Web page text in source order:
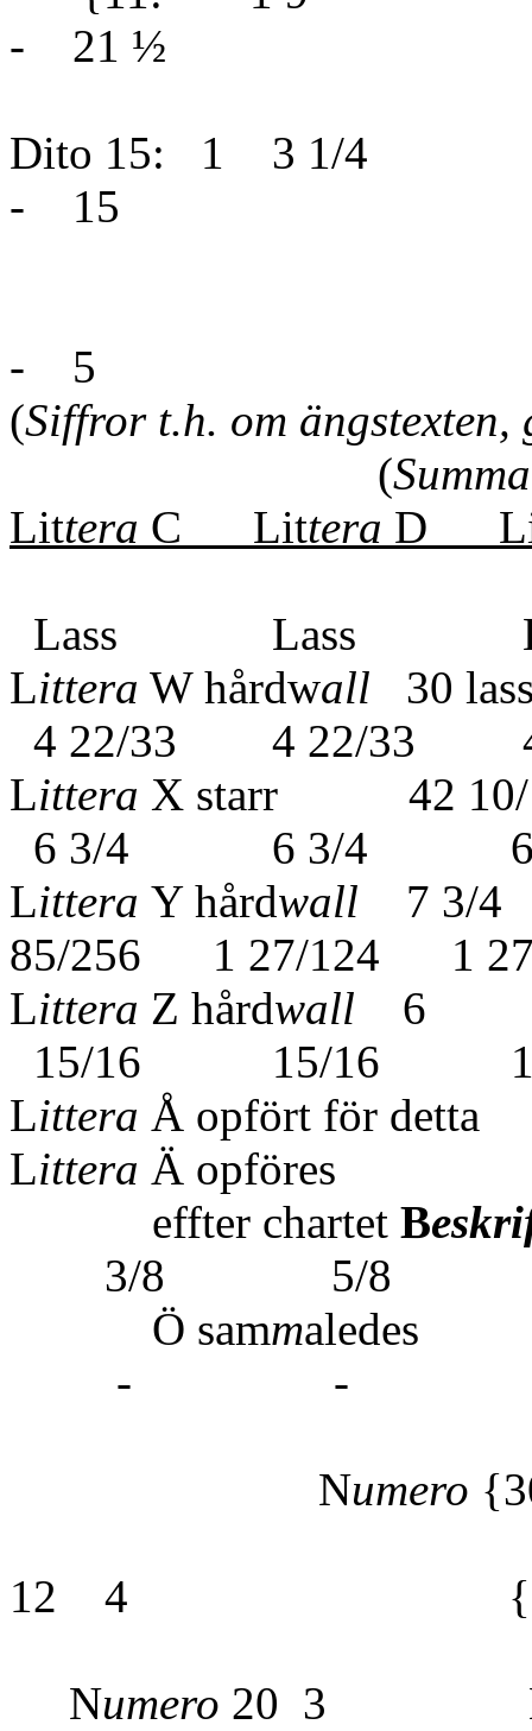
- 21 ½
Dito 15: 1 3
- 15
- 5
(Siffror t.h. om
(
Littera C Littera D
Lass Lass
Littera W hårdwall 30
4 22/33 4 22/33 4
Littera X starr 42
6 3/4 6 3/4
Littera Y hårdwall 7 3/
85/256 1 27/124 1
Littera Z hårdwall 6
15/16 15/16
Littera Å opfört för
Littera Ä opföres
effter chartet B
3/8 5/8
Ö samm
- -
Numero
12 4
Numero 20 3